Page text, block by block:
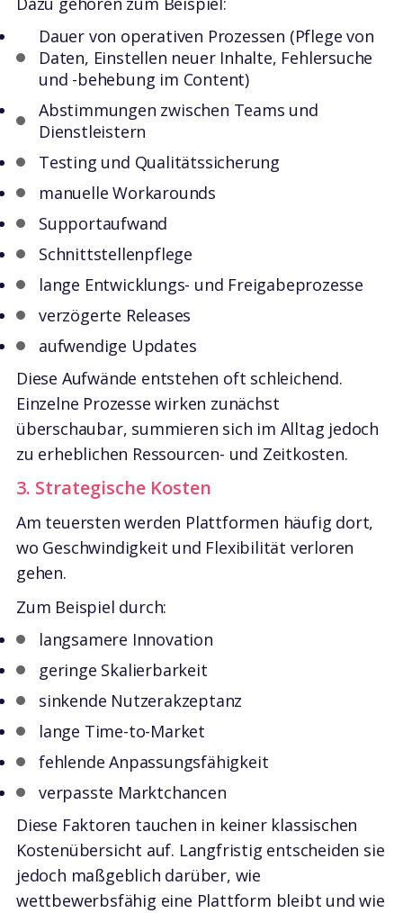
Dauer von operativen Prozessen (Pflege von
Daten, Einstellen neuer Inhalte, Fehlersuche
und -behebung im Content)
Abstimmungen zwischen Teams und
Dienstleistern
Testing und Qualitätssicherung
manuelle Workarounds
Supportaufwand
Schnittstellenpflege
lange Entwicklungs- und Freigabeprozesse
verzögerte Releases
aufwendige Updates
Diese Aufwände entstehen oft schleichend.
Einzelne Prozesse wirken zunächst
überschaubar, summieren sich im Alltag jedoch
zu erheblichen Ressourcen- und Zeitkosten.
3. Strategische Kosten
Am teuersten werden Plattformen häufig dort,
wo Geschwindigkeit und Flexibilität verloren
gehen.
Zum Beispiel durch:
langsamere Innovation
geringe Skalierbarkeit
sinkende Nutzerakzeptanz
lange Time-to-Market
fehlende Anpassungsfähigkeit
verpasste Marktchancen
Diese Faktoren tauchen in keiner klassischen
Kostenübersicht auf. Langfristig entscheiden sie
jedoch maßgeblich darüber, wie
wettbewerbsfähig eine Plattform bleibt und wie